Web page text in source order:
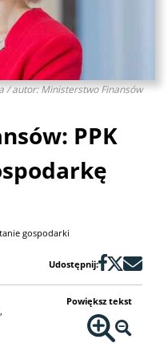
/ autor: Ministerstwo Finansów
PPK
gospodarki
Udostępnij:
Powiększ tekst